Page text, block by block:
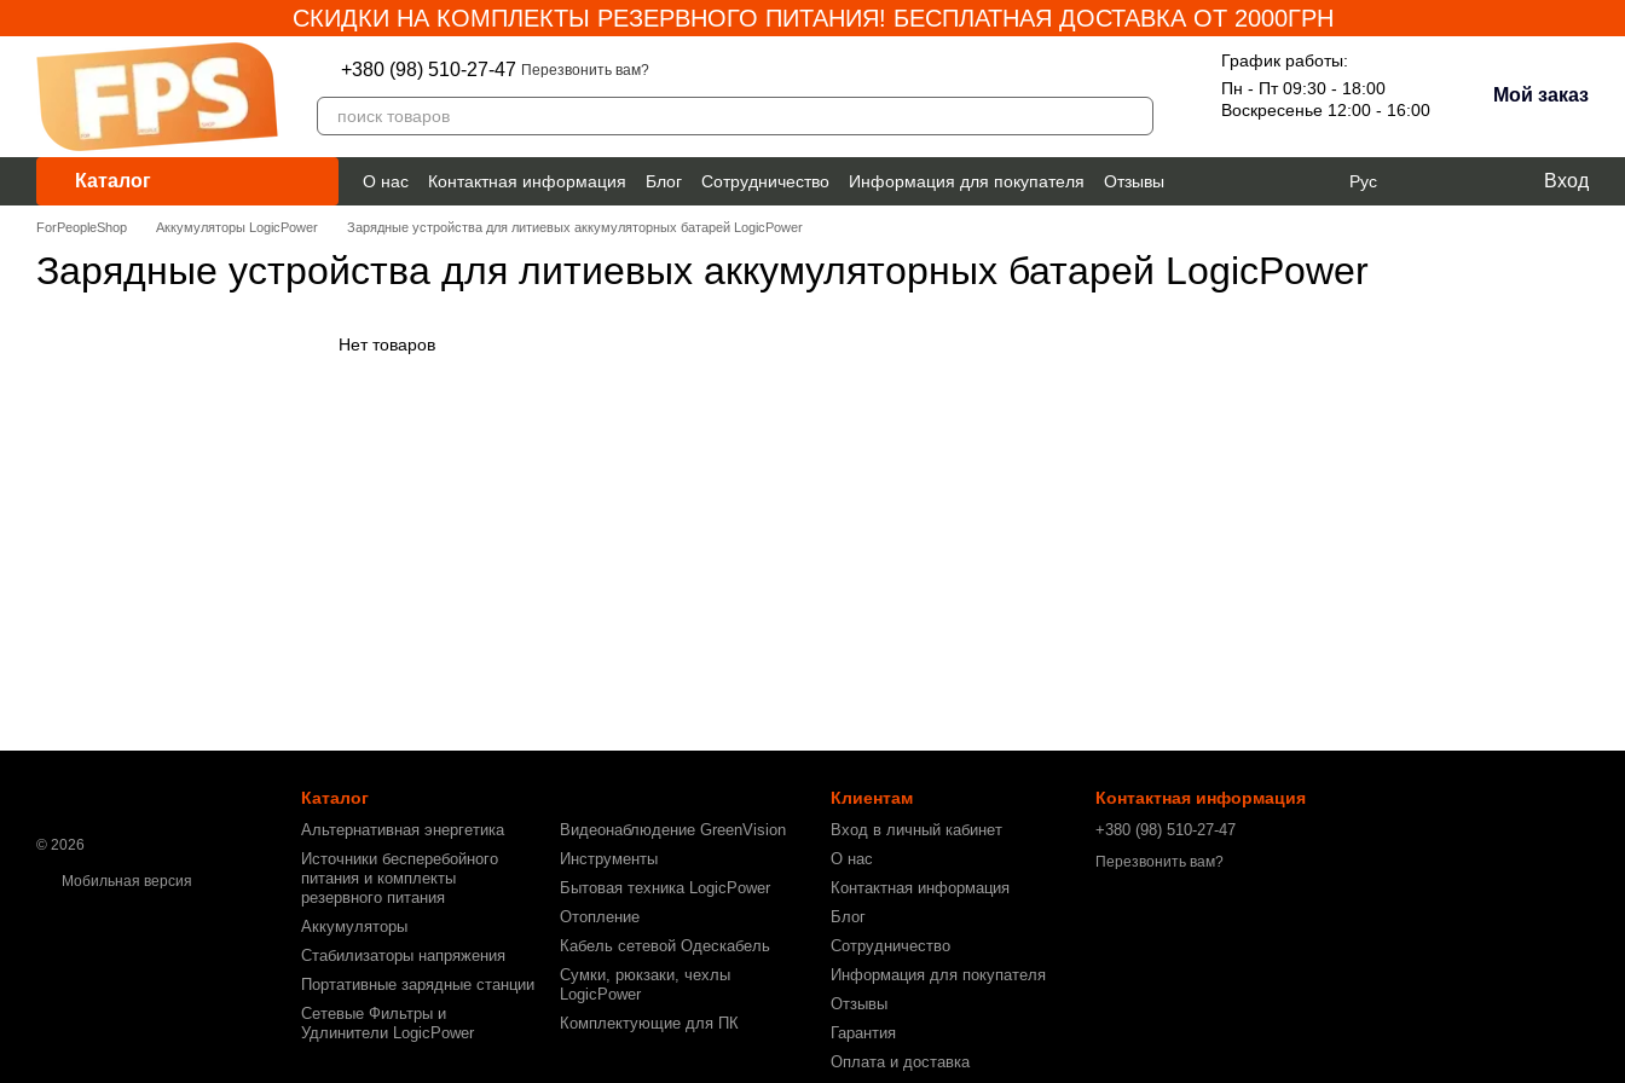
СКИДКИ НА КОМПЛЕКТЫ РЕЗЕРВНОГО ПИТАНИЯ! БЕСПЛАТНАЯ ДОСТАВКА ОТ 2000ГРН
+380 (98) 510-27-47 Перезвонить вам?
График работы:
Пн - Пт 09:30 - 18:00
Воскресенье 12:00 - 16:00
Мой заказ
Каталог О нас Контактная информация Блог Сотрудничество Информация для покупателя
Отзывы
Гарантия
Рус Вход
ForPeopleShop Аккумуляторы LogicPower Зарядные устройства для литиевых аккумуляторных батарей LogicPower
Зарядные устройства для литиевых аккумуляторных батарей LogicPower
Нет товаров
© 2026
Мобильная версия
Каталог
Альтернативная энергетика
Источники бесперебойного
питания и комплекты
резервного питания
Аккумуляторы
Стабилизаторы напряжения
Портативные зарядные станции
Сетевые Фильтры и
Удлинители LogicPower
Видеонаблюдение GreenVision
Инструменты
Бытовая техника LogicPower
Отопление
Кабель сетевой Одескабель
Сумки, рюкзаки, чехлы
LogicPower
Комплектующие для ПК
Клиентам
Вход в личный кабинет
О нас
Контактная информация
Блог
Сотрудничество
Информация для покупателя
Отзывы
Гарантия
Оплата и доставка
Контактная информация
+380 (98) 510-27-47
Перезвонить вам?